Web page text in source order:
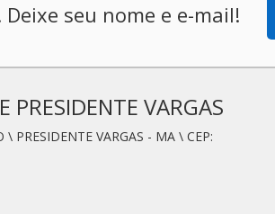
seu nome e e-mail!
PRESIDENTE VARGAS
PRESIDENTE VARGAS - MA \ CEP: